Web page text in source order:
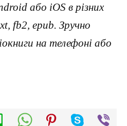
або iOS в різних
fb2, epub. Зручно
на телефоні або